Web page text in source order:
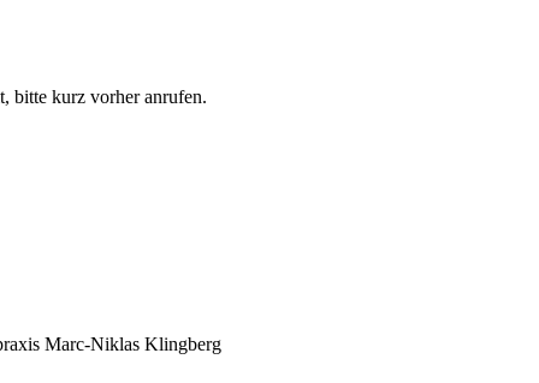
bitte kurz vorher anrufen.
Marc-Niklas Klingberg